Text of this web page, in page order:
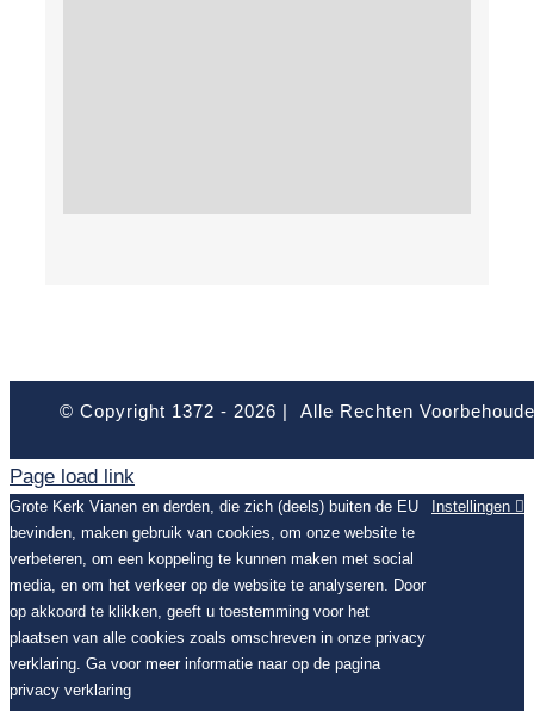
© Copyright 1372 - 2026 | Alle Rechten
Page load link
Grote Kerk Vianen en derden, die zich (deels) buiten de EU
bevinden, maken gebruik van cookies, om onze website te
verbeteren, om een koppeling te kunnen maken met social
media, en om het verkeer op de website te analyseren. Door
op akkoord te klikken, geeft u toestemming voor het
plaatsen van alle cookies zoals omschreven in onze privacy
verklaring. Ga voor meer informatie naar op de pagina
privacy verklaring
Instellingen